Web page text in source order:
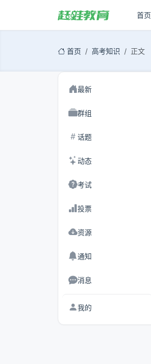
首页
首页 高考知识 正文
最新
群组
话题
动态
考试
投票
资源
通知
消息
我的